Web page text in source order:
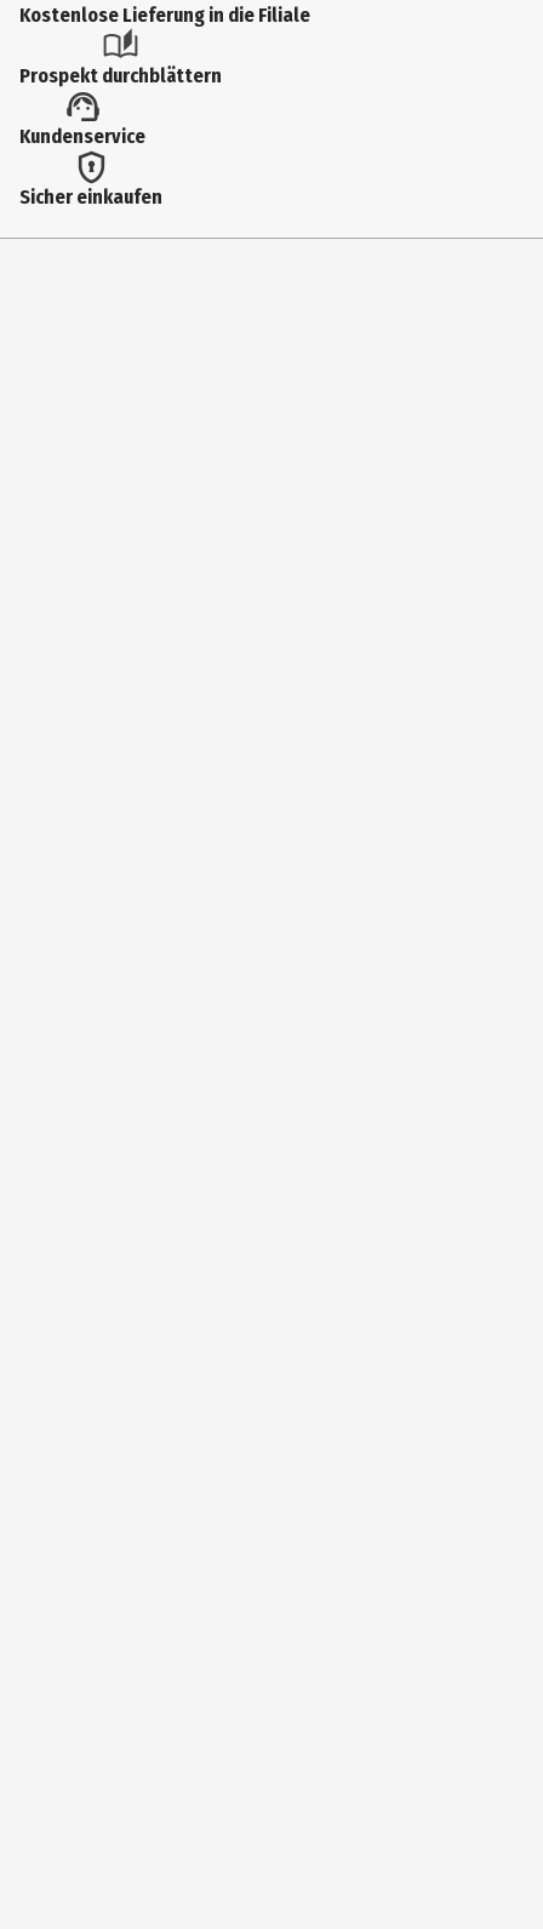
Altersempfehlung ab
Artikelnummer des Herstellers
052349
Zielgruppe
Kostenlose Lieferung in die Filiale
Prospekt durchblättern
Kundenservice
Sicher einkaufen